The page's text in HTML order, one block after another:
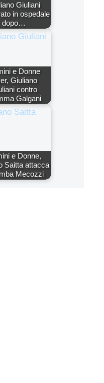
Giuliani
in ospedale
dopo…
e Donne
Giuliano
contro
Galgani
e Donne,
Saitta attacca
Mecozzi